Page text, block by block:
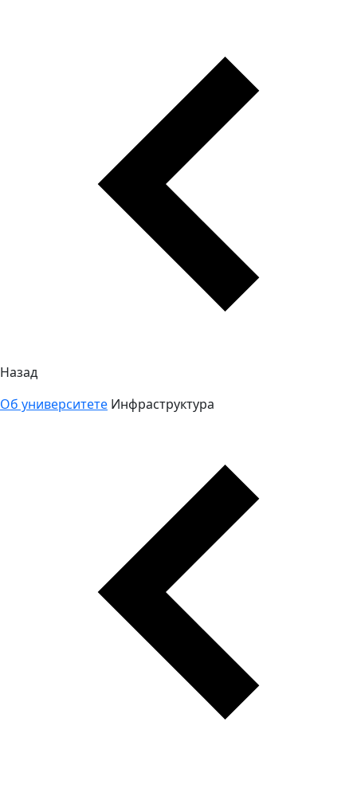
Назад
Об университете Инфраструктура